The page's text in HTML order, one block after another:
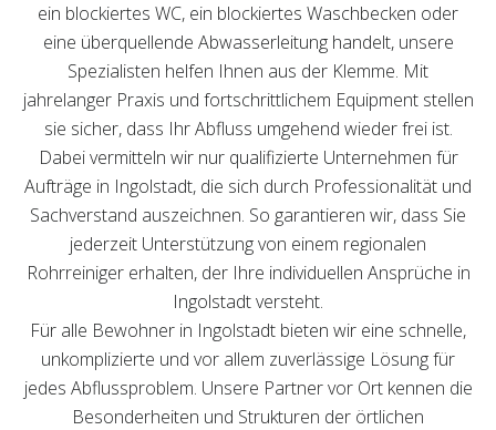
ein blockiertes WC, ein blockiertes Waschbecken oder
eine überquellende Abwasserleitung handelt, unsere
Spezialisten helfen Ihnen aus der Klemme. Mit
jahrelanger Praxis und fortschrittlichem Equipment stellen
sie sicher, dass Ihr Abfluss umgehend wieder frei ist.
Dabei vermitteln wir nur qualifizierte Unternehmen für
Aufträge in Ingolstadt, die sich durch Professionalität und
Sachverstand auszeichnen. So garantieren wir, dass Sie
jederzeit Unterstützung von einem regionalen
Rohrreiniger erhalten, der Ihre individuellen Ansprüche in
Ingolstadt versteht.
Für alle Bewohner in Ingolstadt bieten wir eine schnelle,
unkomplizierte und vor allem zuverlässige Lösung für
jedes Abflussproblem. Unsere Partner vor Ort kennen die
Besonderheiten und Strukturen der örtlichen